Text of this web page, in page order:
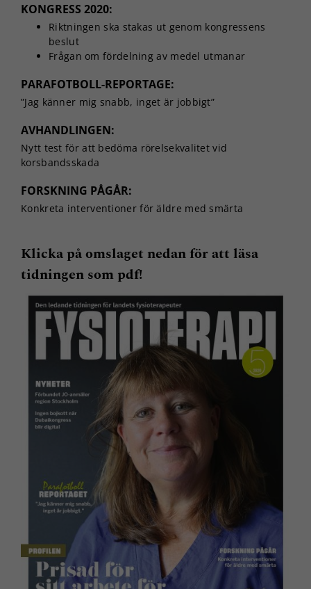
KONGRESS 2020:
Riktningen ska stakas ut genom kongressens
beslut
Frågan om fördelning av medel utmanar
PARAFOTBOLL-REPORTAGE:
”Jag känner mig snabb, inget är jobbigt”
AVHANDLINGEN:
Nytt test för att bedöma rörelsekvalitet vid
korsbandsskada
FORSKNING PÅGÅR:
Konkreta interventioner för äldre med smärta
Klicka på omslaget nedan för att läsa
tidningen som pdf!